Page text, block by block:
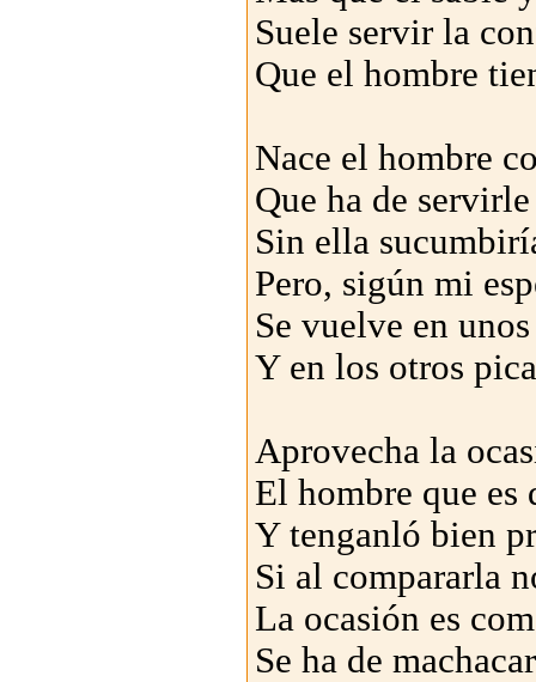
Suele servir la
Que el hombre
Nace el hombre
Que ha de
Sin ella
Pero, sigún mi
Se vuelve en
Y en los otros
Aprovecha la
El hombre que es
Y tenganló bien
Si al compararla
La ocasión es
Se ha de